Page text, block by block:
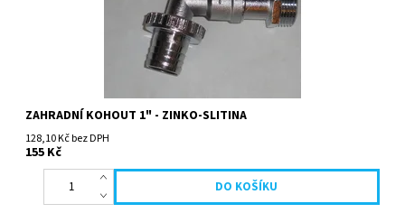
ZAHRADNÍ KOHOUT 1" - ZINKO-SLITINA
128,10 Kč bez DPH
155 Kč